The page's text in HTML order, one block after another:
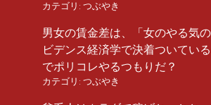
カテゴリ: つぶやき
男女の賃金差は、「女のやる気
ビデンス経済学で決着ついてい
でポリコレやるつもりだ？
カテゴリ: つぶやき